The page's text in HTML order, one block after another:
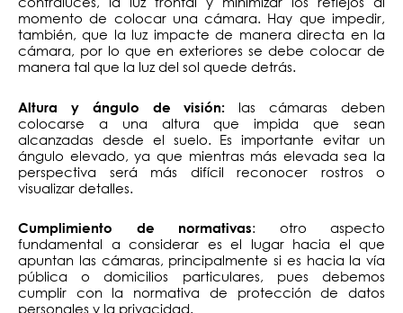
momento de colocar una cámara. Hay que impedir,
también, que la luz impacte de manera directa en la
cámara, por lo que en exteriores se debe colocar de
manera tal que la luz del sol quede detrás.
Altura y ángulo de visión: las cámaras deben
colocarse a una altura que impida que sean
alcanzadas desde el suelo. Es importante evitar un
ángulo elevado, ya que mientras más elevada sea la
perspectiva será más difícil reconocer rostros o
visualizar detalles.
Cumplimiento de normativas: otro aspecto
fundamental a considerar es el lugar hacia el que
apuntan las cámaras, principalmente si es hacia la vía
pública o domicilios particulares, pues debemos
cumplir con la normativa de protección de datos
personales y la privacidad.